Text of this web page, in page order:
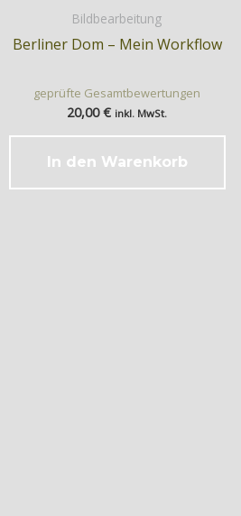
Bildbearbeitung
Berliner Dom – Mein Workflow
geprüfte Gesamtbewertungen
20,00€ inkl. MwSt.
In den Warenkorb